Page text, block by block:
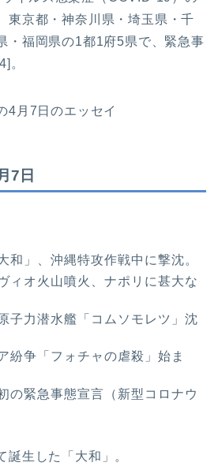
東京都・神奈川県・埼玉県・千
・福岡県の1都1府5県で、緊急事
。
4月7日のエッセイ
7日
和」、沖縄特攻作戦中に撃沈。
ィオ火山噴火、ナポリに甚大な
子力潜水艦「コムソモレツ」沈
紛争「フォチャの虐殺」始ま
の緊急事態宣言（新型コロナウ
誕生した「大和」。